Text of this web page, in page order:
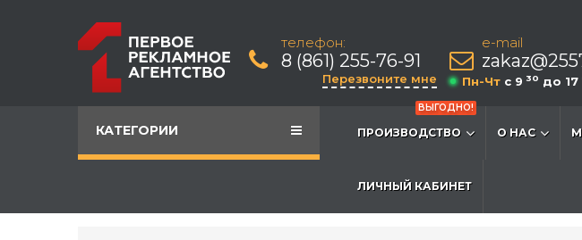
телефон:
8 (861) 255-76-91
Перезвоните мне
e-mail
Пн-Чт c 9 30 до 17
КАТЕГОРИИ
ВЫГОДНО!
ПРОИЗВОДСТВО О НАС
ЛИЧНЫЙ КАБИНЕТ